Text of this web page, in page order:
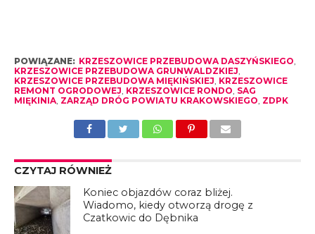
POWIĄZANE: KRZESZOWICE PRZEBUDOWA DASZYŃSKIEGO,
KRZESZOWICE PRZEBUDOWA GRUNWALDZKIEJ,
KRZESZOWICE PRZEBUDOWA MIĘKIŃSKIEJ, KRZESZOWICE
REMONT OGRODOWEJ, KRZESZOWICE RONDO, SAG
MIĘKINIA, ZARZĄD DRÓG POWIATU KRAKOWSKIEGO, ZDPK
CZYTAJ RÓWNIEŻ
Koniec objazdów coraz bliżej.
Wiadomo, kiedy otworzą drogę z
Czatkowic do Dębnika